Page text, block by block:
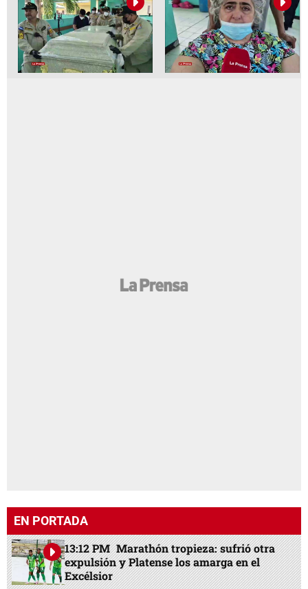
EN PORTADA
13:12 PM Marathón tropieza: sufrió otra
expulsión y Platense los amarga en el
Excélsior